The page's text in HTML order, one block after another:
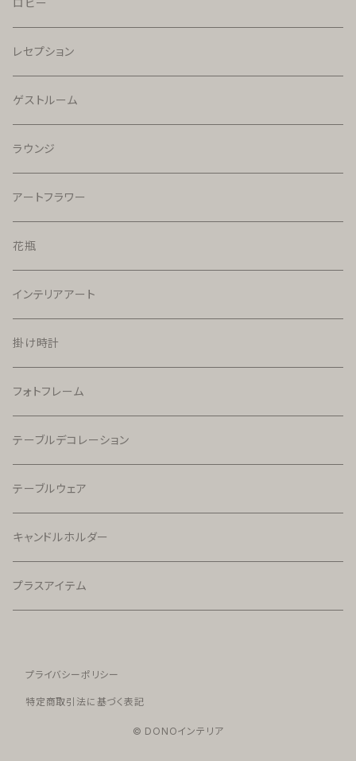
ロビー
レセプション
ゲストルーム
ラウンジ
アートフラワー
花瓶
インテリアアート
掛け時計
フォトフレーム
テーブルデコレーション
テーブルウェア
キャンドルホルダー
プラスアイテム
プライバシーポリシー
特定商取引法に基づく表記
© DONOインテリア